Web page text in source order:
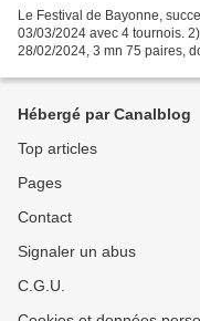
Le Festival de Bayonne,
03/03/2024 avec 4 tournois.
28/02/2024, 3 mn 75 paires,
Hébergé par Canalblog
Top articles
Pages
Contact
Signaler un abus
C.G.U.